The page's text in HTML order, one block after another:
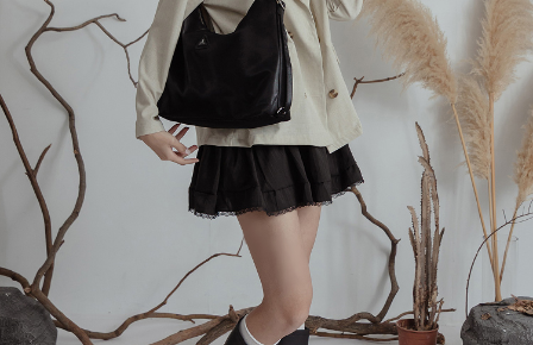
１．透過由恩沛科技股份有限公司提供之「AFTEE先享後付」服務完成之交
易，需依本服務之必要範圍內提供個人資料，並將交易相關給付款項請求債
權轉讓予恩沛科技股份有限公司。
２．關於個人資料處理事宜，請瀏覽以下網址：
https://aftee.tw/terms/#terms3
３．未成年的使用者請事先徵得法定代理人或監護人之同意方可使用
「AFTEE先享後付」，若未經同意申辦者引起之損失，本公司不負相關責
任。
４．使用「AFTEE先享後付」時，將依據個別帳號之用戶狀況，依本公司即
時審查核予不同之上限額度；若仍有額度不足之情形，本公司將視審查結果
請求用戶進行身份認證。
５．嚴禁一人註冊多個帳號或使用他人資訊註冊。若發現惡意使用之情形，
恩沛科技股份有限公司將有權停止該用戶之使用額度並採取法律行動。
每筆NT$60，滿NT$2,000(含以上)免運費
付款後7-11取貨
每筆NT$60，滿NT$2,000(含以上)免運費
每筆NT$60，滿NT$2,000(含以上)免運費
宅配_離島
每筆NT$100